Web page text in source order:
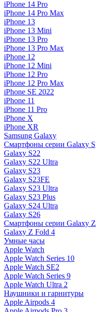
iPhone 14 Pro
iPhone 14 Pro Max
iPhone 13
iPhone 13 Mini
iPhone 13 Pro
iPhone 13 Pro Max
iPhone 12
iPhone 12 Mini
iPhone 12 Pro
iPhone 12 Pro Max
iPhone SE 2022
iPhone 11
iPhone 11 Pro
iPhone X
iPhone XR
Samsung Galaxy
Смартфоны серии Galaxy S
Galaxy S22
Galaxy S22 Ultra
Galaxy S23
Galaxy S23FE
Galaxy S23 Ultra
Galaxy S23 Plus
Galaxy S24 Ultra
Galaxy S26
Смартфоны серии Galaxy Z
Galaxy Z Fold 4
Умные часы
Apple Watch
Apple Watch Series 10
Apple Watch SE2
Apple Watch Series 9
Apple Watch Ultra 2
Наушники и гарнитуры
Apple Airpods 4